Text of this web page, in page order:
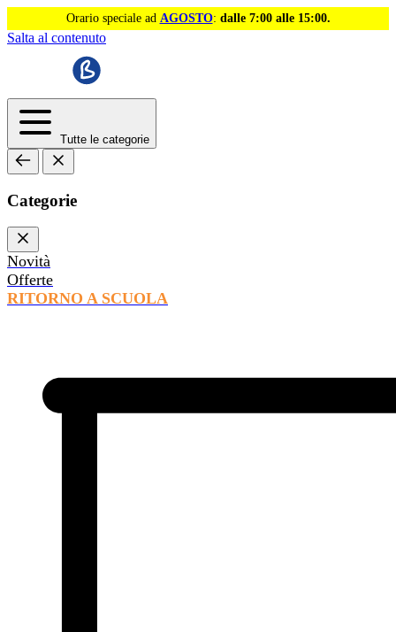
Orario speciale ad AGOSTO: dalle 7:00 alle 15:00.
Salta al contenuto
Tutte le categorie
Categorie
Novità
Offerte
RITORNO A SCUOLA